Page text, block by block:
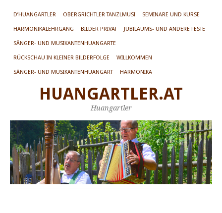
D’HUANGARTLER OBERGRICHTLER TANZLMUSI SEMINARE UND KURSE
HARMONIKALEHRGANG BILDER PRIVAT JUBILÄUMS- UND ANDERE FESTE
SÄNGER- UND MUSIKANTENHUANGARTE
RÜCKSCHAU IN KLEINER BILDERFOLGE WILLKOMMEN
SÄNGER- UND MUSIKANTENHUANGART HARMONIKA
HUANGARTLER.AT
Huangartler